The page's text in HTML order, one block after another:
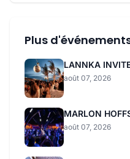
Plus
LANNKA
août 07, 2026
MARLON
août 07, 2026